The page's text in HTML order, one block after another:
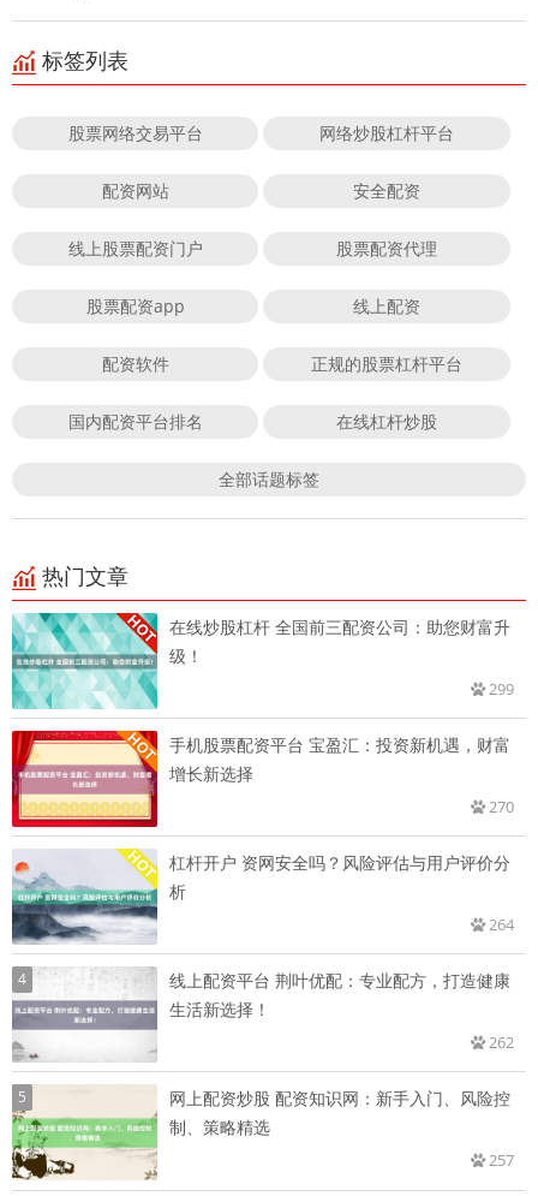
标签列表
股票网络交易平台 网络炒股杠杆平台
配资网站 安全配资
线上股票配资门户 股票配资代理
股票配资app 线上配资
配资软件 正规的股票杠杆平台
国内配资平台排名 在线杠杆炒股
全部话题标签
热门文章
在线炒股杠杆 全国前三配资公司：助您财富升
级！
299
手机股票配资平台 宝盈汇：投资新机遇，财富
增长新选择
270
杠杆开户 资网安全吗？风险评估与用户评价分
析
264
4
线上配资平台 荆叶优配：专业配方，打造健康
生活新选择！
262
5
网上配资炒股 配资知识网：新手入门、风险控
制、策略精选
257